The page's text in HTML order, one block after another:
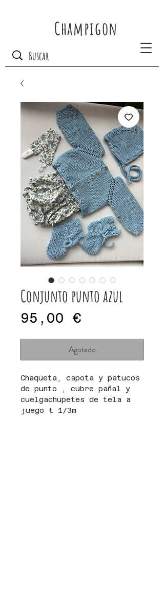
Champigon
Conjunto punto azul
95,00 €
Agotado
Chaqueta, capota y patucos
de punto , cubre pañal y
cuelgachupetes de tela a
juego t 1/3m